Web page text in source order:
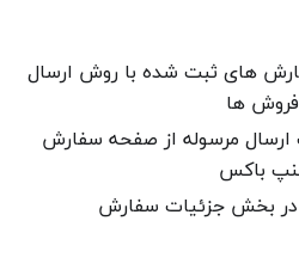
های ثبت شده با روش ارسال
ها
ارسال مرسوله از صفحه سفارش
باکس
بخش جزئیات سفارش